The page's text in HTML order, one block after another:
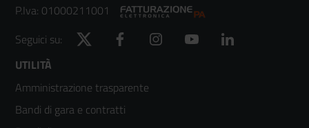
P.Iva: 01000211001
Seguici su:
Twitter Facebook Instagram YouTube
Footer
menù
UTILITÀ
Amministrazione trasparente
Bandi di gara e contratti